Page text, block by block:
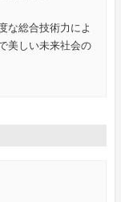
な総合技術力によ
美しい未来社会の